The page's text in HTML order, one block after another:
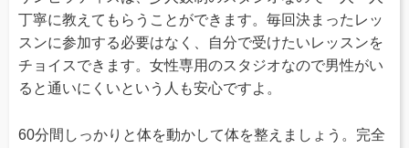
丁寧に教えてもらうことができます。毎回決まったレッ
スンに参加する必要はなく、自分で受けたいレッスンを
チョイスできます。女性専用のスタジオなので男性がい
ると通いにくいという人も安心ですよ。
60分間しっかりと体を動かして体を整えましょう。完全